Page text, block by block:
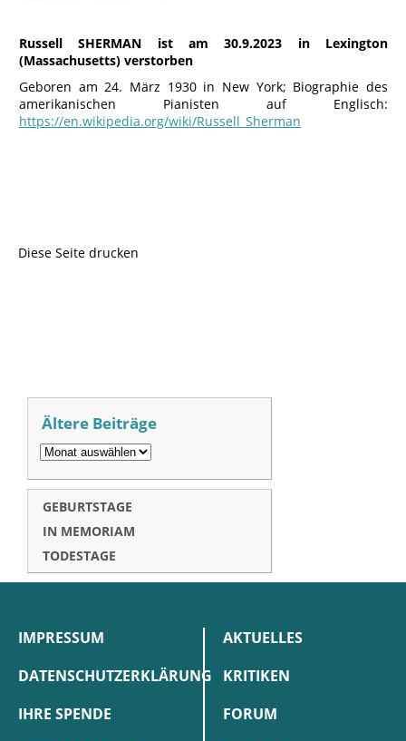
Russell SHERMAN ist am 30.9.2023 in Lexington
(Massachusetts) verstorben
Geboren am 24. März 1930 in New York; Biographie des
amerikanischen Pianisten auf Englisch:
https://en.wikipedia.org/wiki/Russell_Sherman
Diese Seite drucken
Ältere Beiträge
GEBURTSTAGE
IN MEMORIAM
TODESTAGE
IMPRESSUM
DATENSCHUTZERKLÄRUNG
IHRE SPENDE
AKTUELLES
KRITIKEN
FORUM